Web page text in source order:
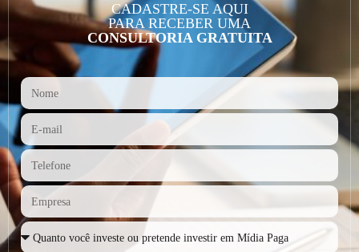
CADASTRE-SE AQUI
PARA RECEBER UMA
CONSULTORIA GRATUITA